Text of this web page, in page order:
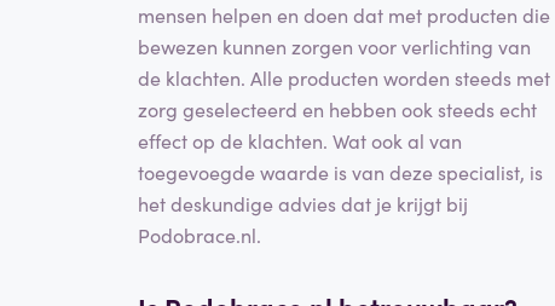
mensen helpen en doen dat met producten die
bewezen kunnen zorgen voor verlichting van
de klachten. Alle producten worden steeds met
zorg geselecteerd en hebben ook steeds echt
effect op de klachten. Wat ook al van
toegevoegde waarde is van deze specialist, is
het deskundige advies dat je krijgt bij
Podobrace.nl.